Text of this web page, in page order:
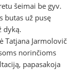
šeimai be gyv.
butas už pusę
dyką.
Tatjana Jarmolovič
norinčioms
papasakoja